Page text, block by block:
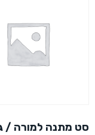
סט מתנה למורה /